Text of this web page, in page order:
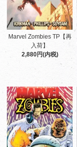
Marvel Zombies TP【再
入荷】
2,880円(内税)